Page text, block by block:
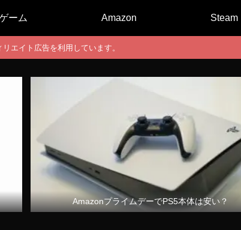
ーム Amazon Steam
エイト広告を利用しています。
AmazonプライムデーでPS5本体は安い？